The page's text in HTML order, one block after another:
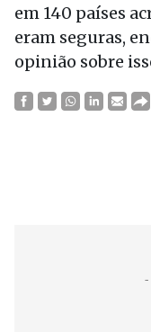
em 140 países
eram seguras,
opinião sobre